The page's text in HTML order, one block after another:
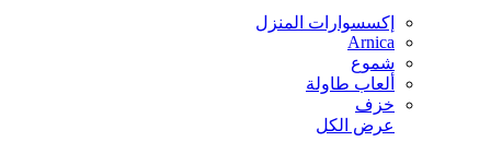
إكسسوارات المنزل
Arnica
شموع
ألعاب طاولة
خزف
عرض الكل